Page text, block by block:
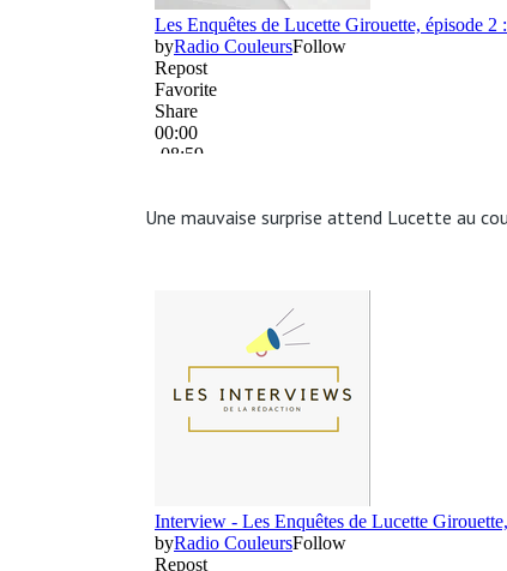
Une mauvaise surprise attend Lucette au